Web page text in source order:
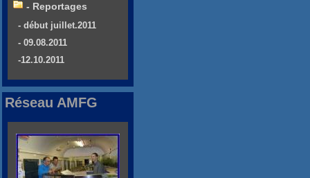
- Reportages
- début juillet.2011
- 09.08.2011
-12.10.2011
Réseau AMFG